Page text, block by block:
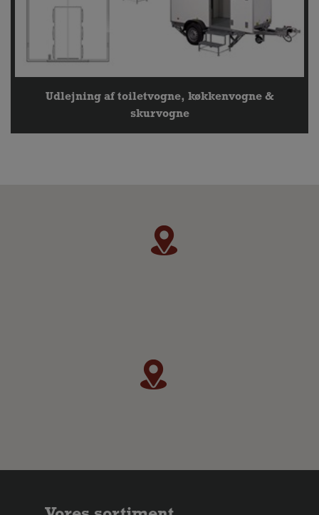
Udlejning af toiletvogne, køkkenvogne &
skurvogne